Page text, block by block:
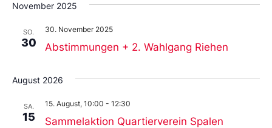
November 2025
SO.
30 Abstimmungen + 2. Wahlgang Riehen
30. November 2025
August 2026
SA.
15 Sammelaktion Quartierverein Spalen
15. August, 10:00 - 12:30